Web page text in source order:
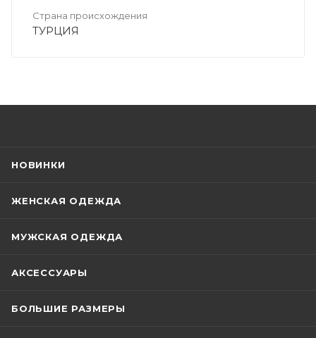
Страна происхождения
ТУРЦИЯ
НОВИНКИ
ЖЕНСКАЯ ОДЕЖДА
МУЖСКАЯ ОДЕЖДА
АКСЕССУАРЫ
БОЛЬШИЕ РАЗМЕРЫ